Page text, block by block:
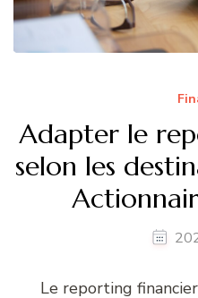
Adapter le
selon les
Le reporting